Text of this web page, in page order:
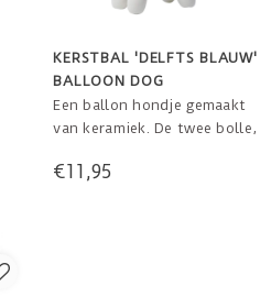
KERSTBAL 'DELFTS BLAUW'
BALLOON DOG
Een ballon hondje gemaakt
van keramiek. De twee bolle,
goudverf. Zijn lichaam is
€11,95